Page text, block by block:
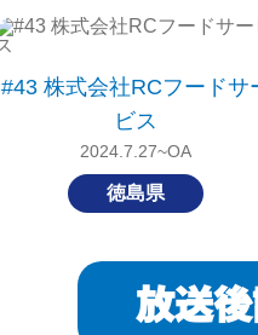
#43 株式会社RCフードサ
ビス
2024.7.27~OA
徳島県
放送